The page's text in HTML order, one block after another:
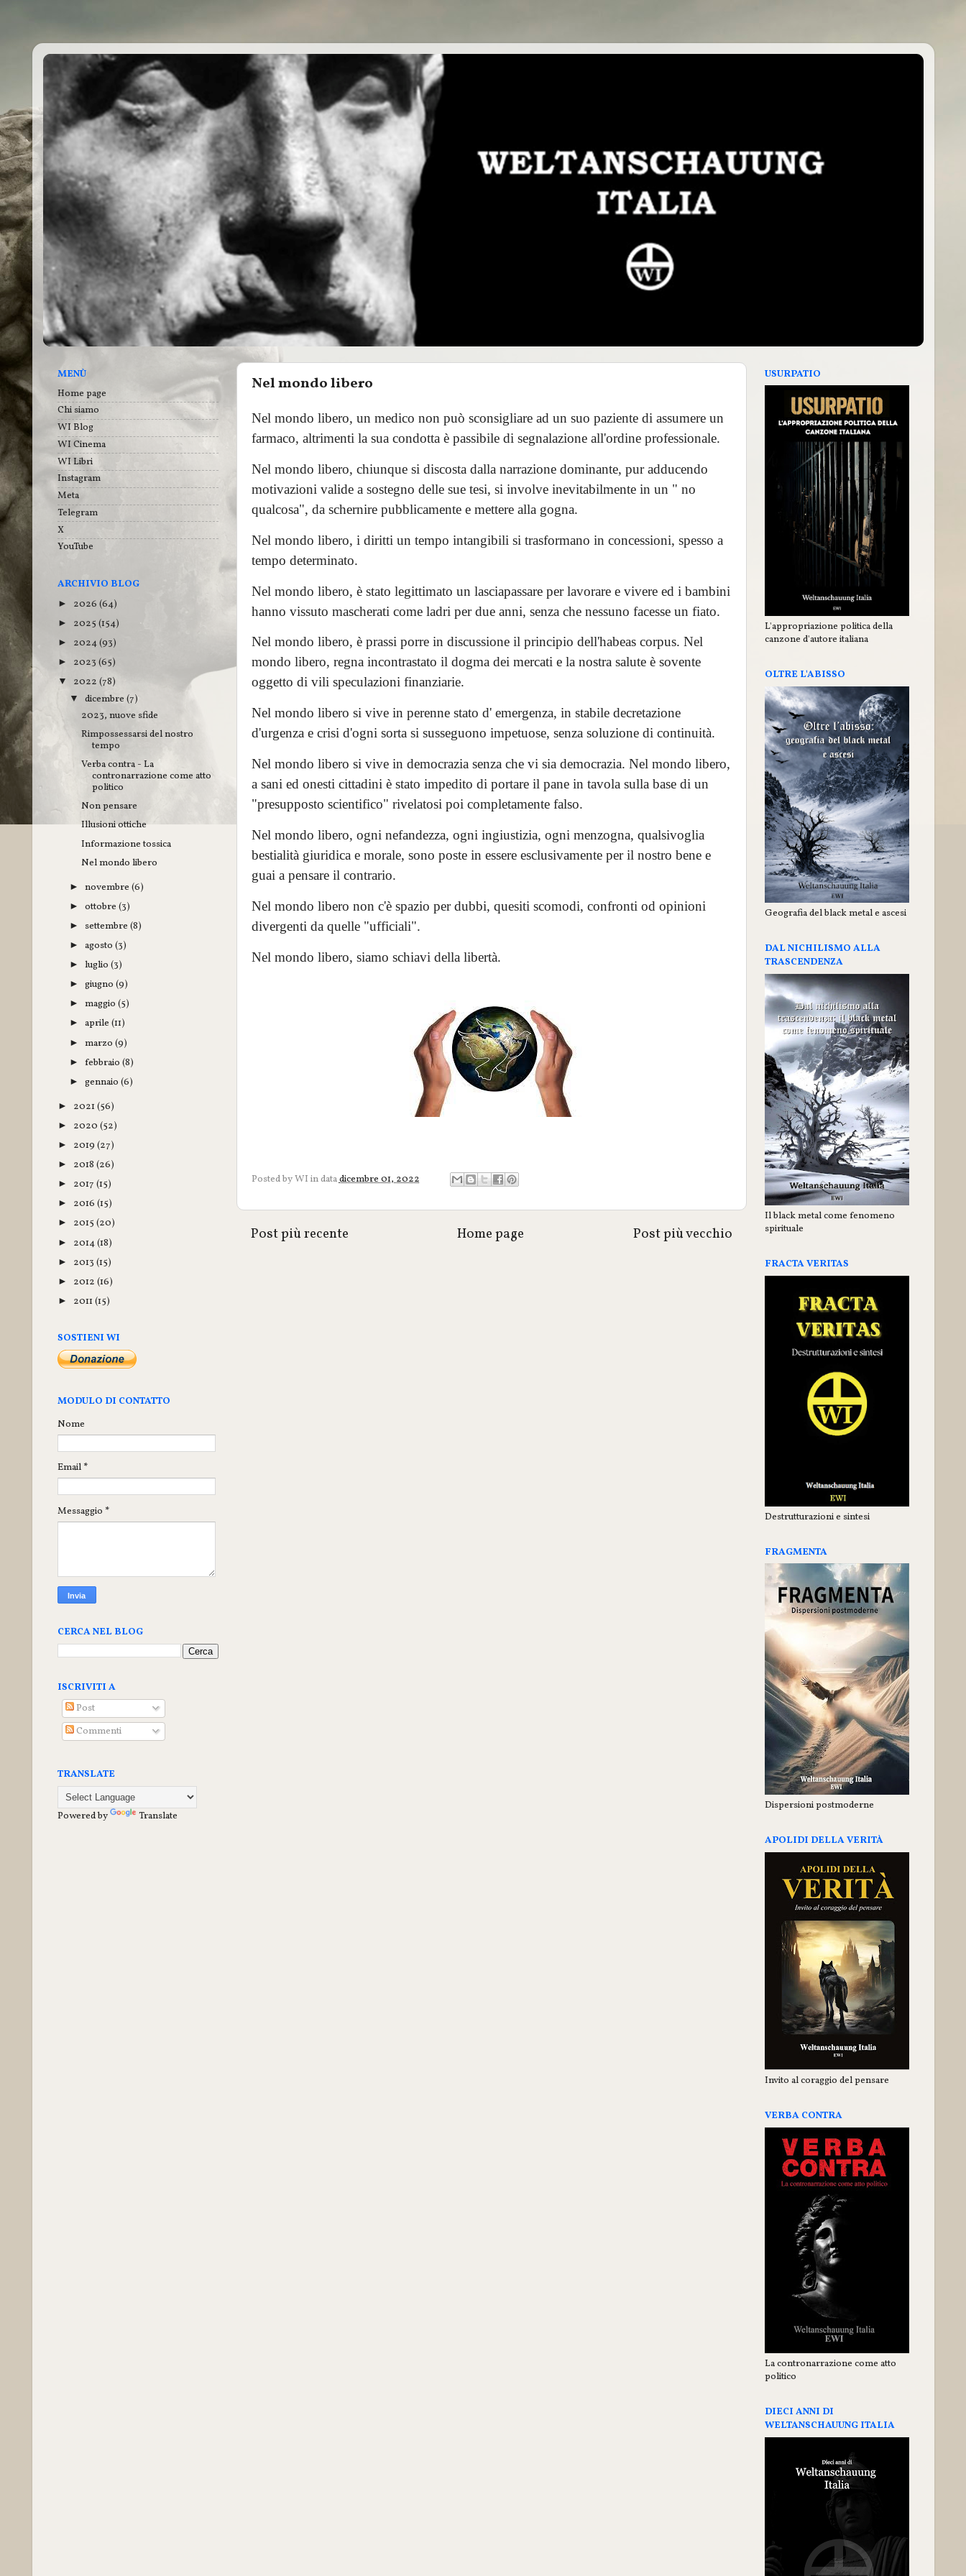
Nel mondo libero
Nel mondo libero, un medico non può sconsigliare ad un suo paziente di assumere un
farmaco, altrimenti la sua condotta è passibile di segnalazione all'ordine professionale.
Nel mondo libero, chiunque si discosta dalla narrazione dominante, pur adducendo
motivazioni valide a sostegno delle sue tesi, si involve inevitabilmente in un " no
qualcosa", da schernire pubblicamente e mettere alla gogna.
Nel mondo libero, i diritti un tempo intangibili si trasformano in concessioni, spesso a
tempo determinato.
Nel mondo libero, è stato legittimato un lasciapassare per lavorare e vivere ed i bambini
hanno vissuto mascherati come ladri per due anni, senza che nessuno facesse un fiato.
Nel mondo libero, è prassi porre in discussione il principio dell'habeas corpus. Nel
mondo libero, regna incontrastato il dogma dei mercati e la nostra salute è sovente
oggetto di vili speculazioni finanziarie.
Nel mondo libero si vive in perenne stato d' emergenza, in stabile decretazione
d'urgenza e crisi d'ogni sorta si susseguono impetuose, senza soluzione di continuità.
Nel mondo libero si vive in democrazia senza che vi sia democrazia. Nel mondo libero,
a sani ed onesti cittadini è stato impedito di portare il pane in tavola sulla base di un
"presupposto scientifico" rivelatosi poi completamente falso.
Nel mondo libero, ogni nefandezza, ogni ingiustizia, ogni menzogna, qualsivoglia
bestialità giuridica e morale, sono poste in essere esclusivamente per il nostro bene e
guai a pensare il contrario.
Nel mondo libero non c'è spazio per dubbi, quesiti scomodi, confronti od opinioni
divergenti da quelle "ufficiali".
Nel mondo libero, siamo schiavi della libertà.
Posted byWI in datadicembre 01, 2022
Post più recente Post più vecchio
Home page
MENÙ
Home page
Chi siamo
WI Blog
WI Cinema
WI Libri
Instagram
Meta
Telegram
X
YouTube
ARCHIVIO BLOG
► 2026 (64)
► 2025 (154)
► 2024(93)
► 2023 (65)
▼ 2022 (78)
▼ dicembre (7)
2023, nuove sfide
Rimpossessarsi del nostro
tempo
Verba contra - La
contronarrazione come atto
politico
Non pensare
Illusioni ottiche
Informazione tossica
Nel mondo libero
► novembre (6)
► ottobre (3)
► settembre (8)
► agosto (3)
► luglio (3)
► giugno (9)
► maggio (5)
► aprile (11)
► marzo (9)
► febbraio (8)
► gennaio (6)
► 2021 (56)
► 2020 (52)
► 2019 (27)
► 2018 (26)
► 2017 (15)
► 2016 (15)
► 2015 (20)
► 2014(18)
► 2013 (15)
► 2012 (16)
► 2011 (15)
SOSTIENI WI
MODULO DI CONTATTO
Nome
Email *
Messaggio *
CERCA NEL BLOG
ISCRIVITI A
Post
Commenti
TRANSLATE
Powered by Translate
USURPATIO
L'appropriazione politica della
canzone d'autore italiana
OLTRE L'ABISSO
Geografia del black metal e ascesi
DAL NICHILISMO ALLA
TRASCENDENZA
Il black metal come fenomeno
spirituale
FRACTA VERITAS
Destrutturazioni e sintesi
FRAGMENTA
Dispersioni postmoderne
APOLIDI DELLA VERITÀ
Invito al coraggio del pensare
VERBA CONTRA
La contronarrazione come atto
politico
DIECI ANNI DI
WELTANSCHAUUNG ITALIA